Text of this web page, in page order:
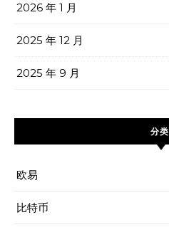
2026 年 1 月
2025 年 12 月
2025 年 9 月
分类
欧易
比特币